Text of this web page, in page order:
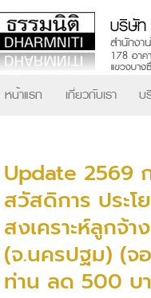
หน้าแรก เกี่ยวกับเรา บ
Update 2569
สวัสดิการ ประ
สงเคราะห์ลูกจ้
(จ.นครปฐม) (จอ
ท่าน ลด 500 บ